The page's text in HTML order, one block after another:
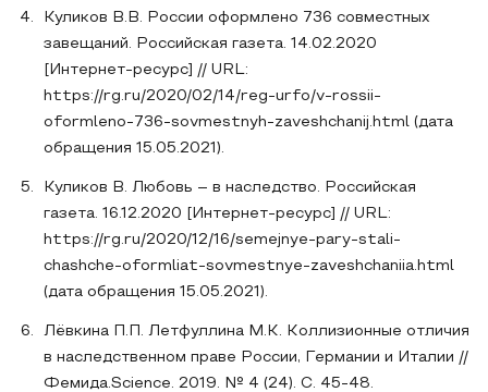
Куликов В.В. России оформлено 736 совместных
завещаний. Российская газета. 14.02.2020
[Интернет-ресурс] // URL:
https://rg.ru/2020/02/14/reg-urfo/v-rossii-
oformleno-736-sovmestnyh-zaveshchanij.html (дата
обращения 15.05.2021).
Куликов В. Любовь – в наследство. Российская
газета. 16.12.2020 [Интернет-ресурс] // URL:
https://rg.ru/2020/12/16/semejnye-pary-stali-
chashche-oformliat-sovmestnye-zaveshchaniia.html
(дата обращения 15.05.2021).
Лёвкина П.П. Летфуллина М.К. Коллизионные отличия
в наследственном праве России, Германии и Италии //
Фемида.Science. 2019. № 4 (24). С. 45-48.